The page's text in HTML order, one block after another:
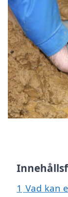
1 Vad kan